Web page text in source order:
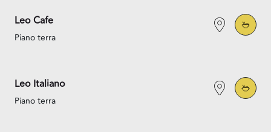
Leo Cafe
Piano terra
Leo Italiano
Piano terra